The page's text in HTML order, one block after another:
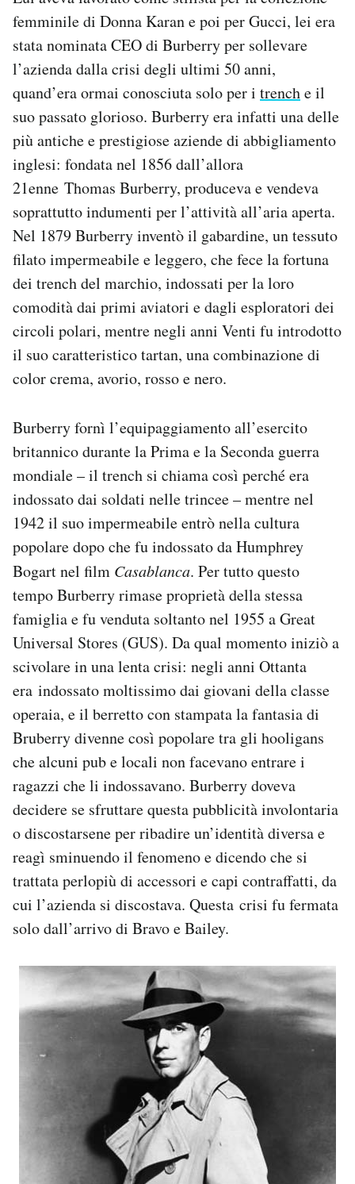
femminile di Donna Karan e poi per Gucci, lei era
stata nominata CEO di Burberry per sollevare
l’azienda dalla crisi degli ultimi 50 anni,
quand’era ormai conosciuta solo per i trenche il
suo passato glorioso. Burberry era infatti una delle
più antiche e prestigiose aziende di abbigliamento
inglesi: fondata nel 1856 dall’allora
21enne Thomas Burberry, produceva e vendeva
soprattutto indumenti per l’attività all’aria aperta.
Nel 1879 Burberry inventò il gabardine, un tessuto
filato impermeabile e leggero, che fece la fortuna
dei trench del marchio, indossati per la loro
comodità dai primi aviatori e dagli esploratori dei
circoli polari, mentre negli anni Venti fu introdotto
il suo caratteristico tartan, una combinazione di
color crema, avorio, rosso e nero.
Burberry fornì l’equipaggiamento all’esercito
britannico durante la Prima e la Seconda guerra
mondiale – il trench si chiama così perché era
indossato dai soldati nelle trincee – mentre nel
1942 il suo impermeabile entrò nella cultura
popolare dopo che fu indossato da Humphrey
Bogart nel film Casablanca. Per tutto questo
tempo Burberry rimase proprietà della stessa
famiglia e fu venduta soltanto nel 1955 a Great
Universal Stores (GUS). Da qual momento iniziò a
scivolare in una lenta crisi: negli anni Ottanta
era indossato moltissimo dai giovani della classe
operaia, e il berretto con stampata la fantasia di
Bruberry divenne così popolare tra gli hooligans
che alcuni pub e locali non facevano entrare i
ragazzi che li indossavano. Burberry doveva
decidere se sfruttare questa pubblicità involontaria
o discostarsene per ribadire un’identità diversa e
reagì sminuendo il fenomeno e dicendo che si
trattata perlopiù di accessori e capi contraffatti, da
cui l’azienda si discostava. Questa crisi fu fermata
solo dall’arrivo di Bravo e Bailey.